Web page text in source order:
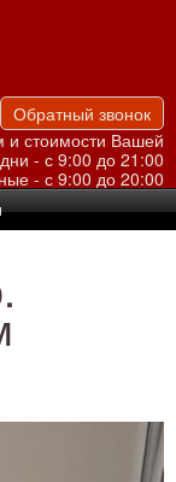
Обратный звонок
и стоимости Вашей
- с 9:00 до 21:00
- с 9:00 до 20:00